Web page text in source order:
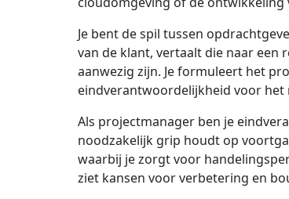
Je bent de spil tussen
van de klant, vertaalt die naar een
aanwezig zijn. Je formuleert het
eindverantwoordelijkheid voor het
Als projectmanager ben je
noodzakelijk grip houdt op
waarbij je zorgt voor
ziet kansen voor verbetering en